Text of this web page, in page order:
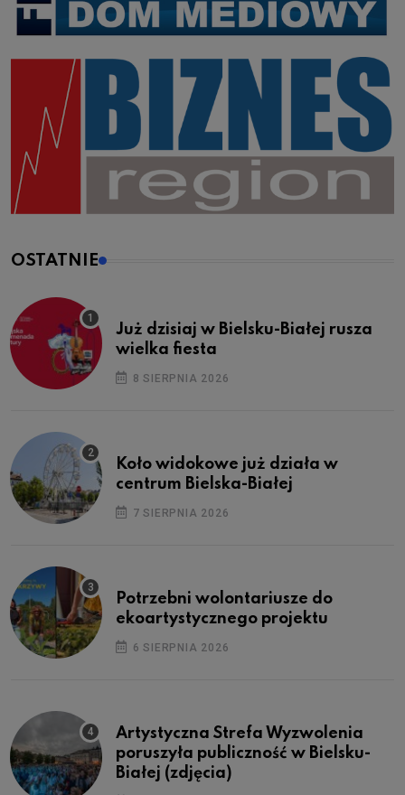
OSTATNIE
Już dzisiaj w Bielsku-Białej rusza
wielka fiesta
8 SIERPNIA 2026
Koło widokowe już działa w
centrum Bielska-Białej
7 SIERPNIA 2026
Potrzebni wolontariusze do
ekoartystycznego projektu
6 SIERPNIA 2026
Artystyczna Strefa Wyzwolenia
poruszyła publiczność w Bielsku-
Białej (zdjęcia)